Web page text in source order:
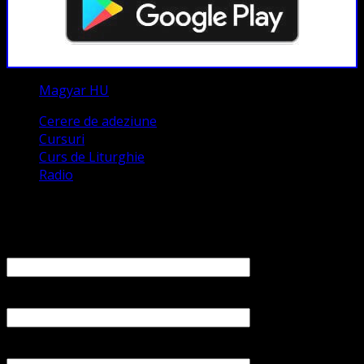
Magyar HU
Cerere de adeziune
Cursuri
Curs de Liturghie
Radio